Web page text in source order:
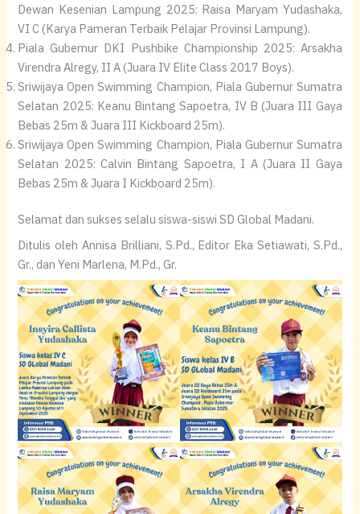
Dewan Kesenian Lampung 2025: Raisa Maryam Yudashaka,
VI C (Karya Pameran Terbaik Pelajar Provinsi Lampung).
Piala Gubernur DKI Pushbike Championship 2025: Arsakha
Virendra Alregy, II A (Juara IV Elite Class 2017 Boys).
Sriwijaya Open Swimming Champion, Piala Gubernur Sumatra
Selatan 2025: Keanu Bintang Sapoetra, IV B (Juara III Gaya
Bebas 25m & Juara III Kickboard 25m).
Sriwijaya Open Swimming Champion, Piala Gubernur Sumatra
Selatan 2025: Calvin Bintang Sapoetra, I A (Juara II Gaya
Bebas 25m & Juara I Kickboard 25m).
Selamat dan sukses selalu siswa-siswi SD Global Madani.
Ditulis oleh Annisa Brilliani, S.Pd., Editor Eka Setiawati, S.Pd.,
Gr., dan Yeni Marlena, M.Pd., Gr.